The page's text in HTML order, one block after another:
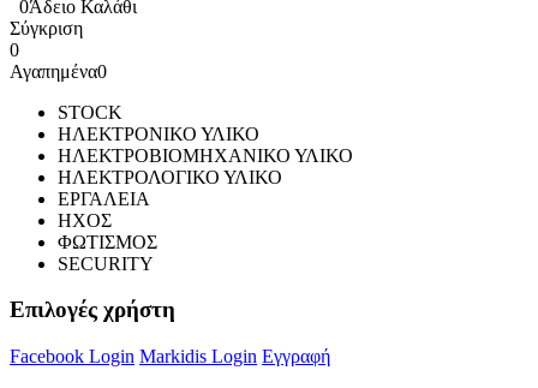
0Άδειο Καλάθι
Σύγκριση
0
Αγαπημένα0
STOCK
ΗΛΕΚΤΡΟΝΙΚΟ ΥΛΙΚΟ
ΗΛΕΚΤΡΟΒΙΟΜΗΧΑΝΙΚΟ ΥΛΙΚΟ
ΗΛΕΚΤΡΟΛΟΓΙΚΟ ΥΛΙΚΟ
ΕΡΓΑΛΕΙΑ
ΗΧΟΣ
ΦΩΤΙΣΜΟΣ
SECURITY
Επιλογές χρήστη
Facebook Login Markidis Login Εγγραφή